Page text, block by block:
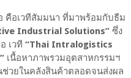
คือเวทีสัมมนา ที่มาพร้อมกับธีม
Industrial Solutions”ซึ่ง
เวที “Thai Intralogistics
เนื้อหาภาพรวมอุตสาหกรรมฯ
ช่วยในคลังสินค้าตลอดจนส่งผล